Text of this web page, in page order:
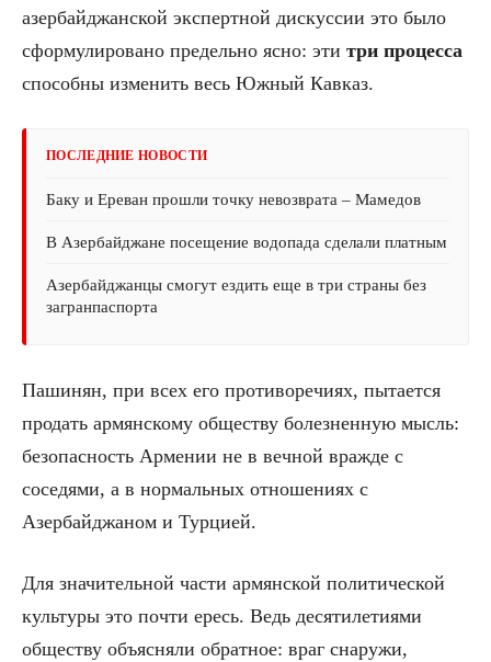
азербайджанской экспертной дискуссии это было
сформулировано предельно ясно: эти три процесса
способны изменить весь Южный Кавказ.
ПОСЛЕДНИЕ НОВОСТИ
Баку и Ереван прошли точку невозврата – Мамедов
В Азербайджане посещение водопада сделали платным
Азербайджанцы смогут ездить еще в три страны без
загранпаспорта
Пашинян, при всех его противоречиях, пытается
продать армянскому обществу болезненную мысль:
безопасность Армении не в вечной вражде с
соседями, а в нормальных отношениях с
Азербайджаном и Турцией.
Для значительной части армянской политической
культуры это почти ересь. Ведь десятилетиями
обществу объясняли обратное: враг снаружи,